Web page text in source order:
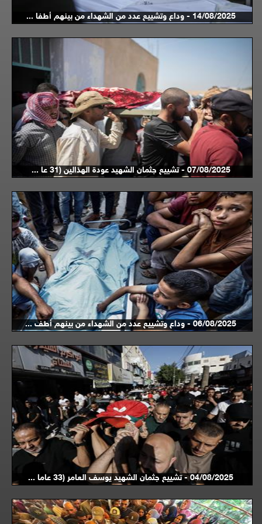
14/08/2025 - وداع وتشييع عدد من الشهداء من بينهم أطفا ...
07/08/2025 - تشييع جثمان الشهيد عودة الهذالين (31 عا ...
06/08/2025 - وداع وتشييع عدد من الشهداء من بينهم أطف ...
04/08/2025 - تشييع جثمان الشهيد يوسف العامر (33 عاما ...